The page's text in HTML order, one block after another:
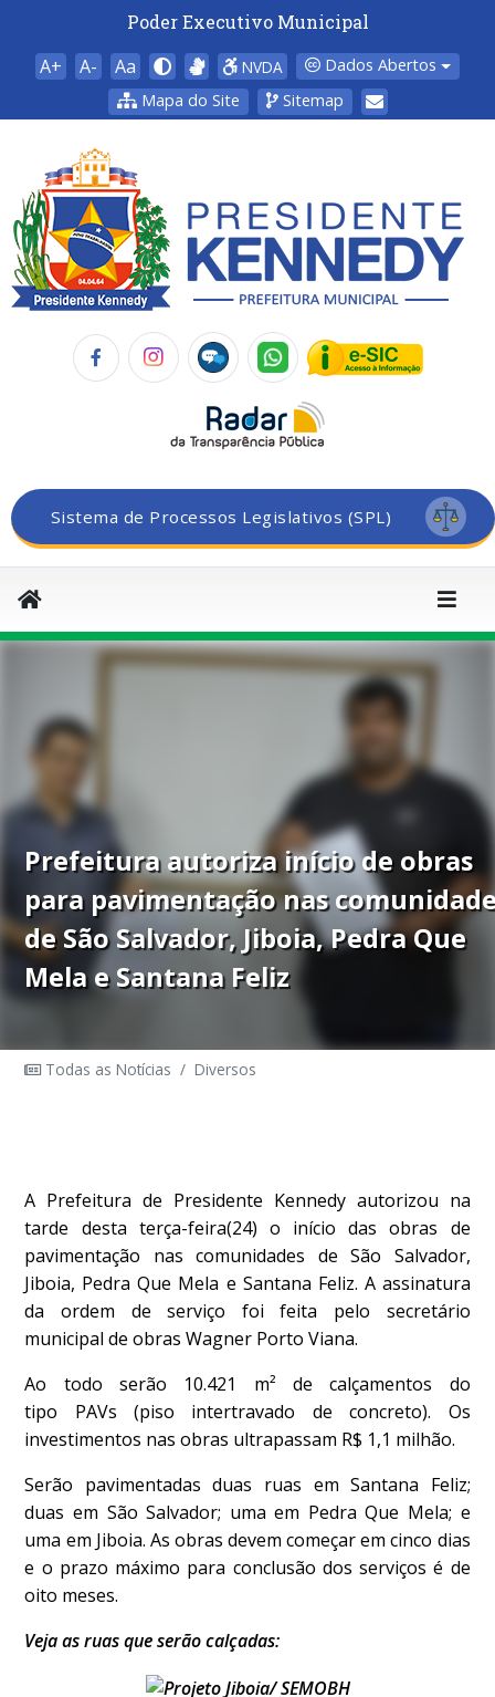
Poder Executivo Municipal
A+ A- Aa NVDA
Dados Abertos
Mapa do Site
Sitemap
Sistema de Processos Legislativos (SPL)
Prefeitura autoriza início de obras
para pavimentação nas
de São Salvador, Jiboia, Pedra Que
Mela e Santana Feliz
Todas as Notícias / Diversos
A Prefeitura de Presidente Kennedy autorizou na
tarde desta terça-feira(24) o início das obras de
pavimentação nas comunidades de São Salvador,
Jiboia, Pedra Que Mela e Santana Feliz. A assinatura
da ordem de serviço foi feita pelo secretário
municipal de obras Wagner Porto Viana.
Ao todo serão 10.421 m² de calçamentos do
tipo PAVs (piso intertravado de concreto). Os
investimentos nas obras ultrapassam R$ 1,1 milhão.
Serão pavimentadas duas ruas em Santana Feliz;
duas em São Salvador; uma em Pedra Que Mela; e
uma em Jiboia. As obras devem começar em cinco dias
e o prazo máximo para conclusão dos serviços é de
oito meses.
Veja as ruas que serão calçadas: